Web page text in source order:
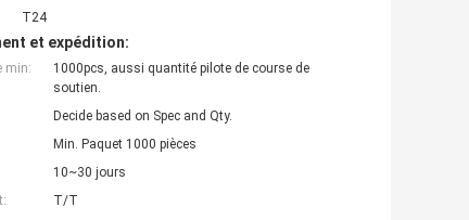
T24
et expédition:
min:
1000pcs, aussi quantité pilote de course de
soutien.
Decide based on Spec and Qty.
Min. Paquet 1000 pièces
10~30 jours
T/T